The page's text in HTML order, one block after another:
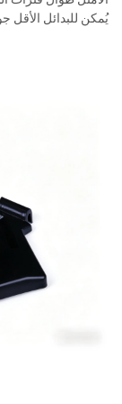
يُمكن للبدائل الأقل